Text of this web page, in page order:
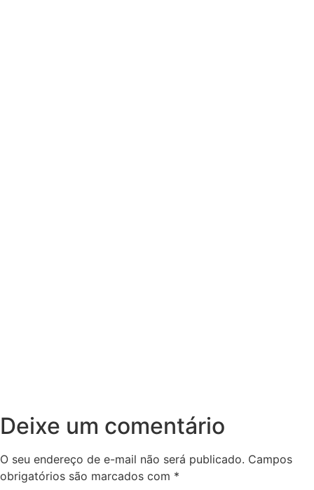
Deixe um comentário
O seu endereço de e-mail não será publicado. Campos
obrigatórios são marcados com *